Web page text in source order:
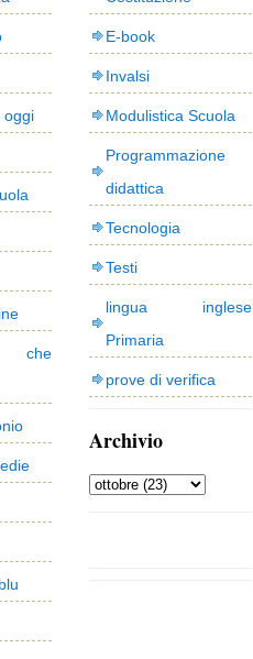
oggi
che
E-book
Invalsi
Modulistica Scuola
Programmazione
didattica
Tecnologia
Testi
lingua inglese
Primaria
prove di verifica
Archivio